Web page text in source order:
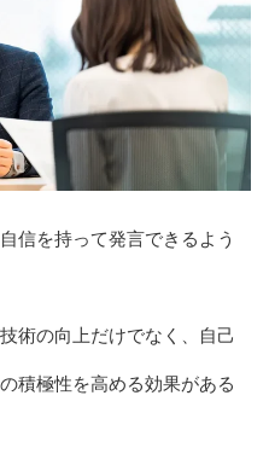
信を持って発言できるよう
術の向上だけでなく、自己
積極性を高める効果がある